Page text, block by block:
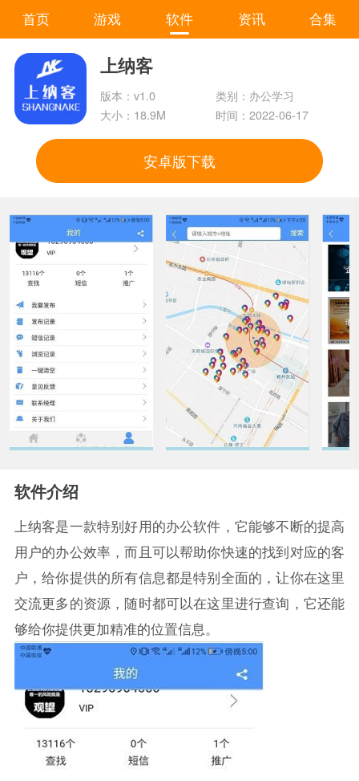
首页 游戏 软件 资讯 合集
上纳客
版本：v1.0
类别：办公学习
大小：18.9M
时间：2022-06-17
安卓版下载
软件介绍
上纳客是一款特别好用的办公软件，它能够不断的提高
用户的办公效率，而且可以帮助你快速的找到对应的客
户，给你提供的所有信息都是特别全面的，让你在这里
交流更多的资源，随时都可以在这里进行查询，它还能
够给你提供更加精准的位置信息。